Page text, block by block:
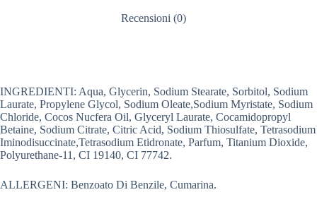
Recensioni (0)
INGREDIENTI: Aqua, Glycerin, Sodium Stearate, Sorbitol, Sodium
Laurate, Propylene Glycol, Sodium Oleate,Sodium Myristate, Sodium
Chloride, Cocos Nucfera Oil, Glyceryl Laurate, Cocamidopropyl
Betaine, Sodium Citrate, Citric Acid, Sodium Thiosulfate, Tetrasodium
Iminodisuccinate,Tetrasodium Etidronate, Parfum, Titanium Dioxide,
Polyurethane-11, CI 19140, CI 77742.
ALLERGENI: Benzoato Di Benzile, Cumarina.